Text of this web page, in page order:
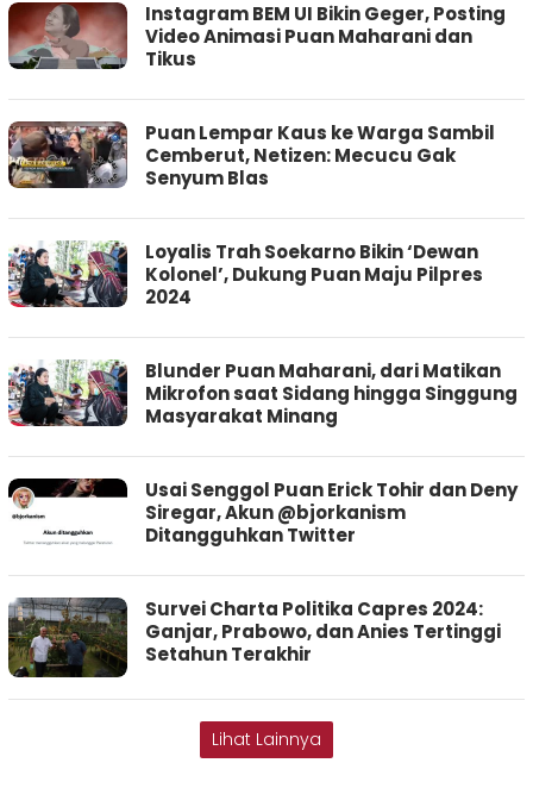
Instagram BEM UI Bikin Geger, Posting
Video Animasi Puan Maharani dan
Tikus
Puan Lempar Kaus ke Warga Sambil
Cemberut, Netizen: Mecucu Gak
Senyum Blas
Loyalis Trah Soekarno Bikin ‘Dewan
Kolonel’, Dukung Puan Maju Pilpres
2024
Blunder Puan Maharani, dari Matikan
Mikrofon saat Sidang hingga Singgung
Masyarakat Minang
Usai Senggol Puan Erick Tohir dan Deny
Siregar, Akun @bjorkanism
Ditangguhkan Twitter
Survei Charta Politika Capres 2024:
Ganjar, Prabowo, dan Anies Tertinggi
Setahun Terakhir
Lihat Lainnya